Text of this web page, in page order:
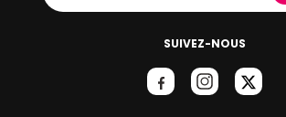
SUIVEZ-NOUS